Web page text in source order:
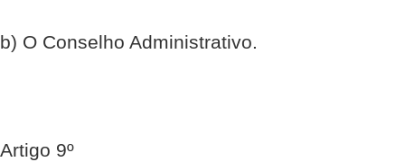
b) O Conselho Administrativo.
Artigo 9º